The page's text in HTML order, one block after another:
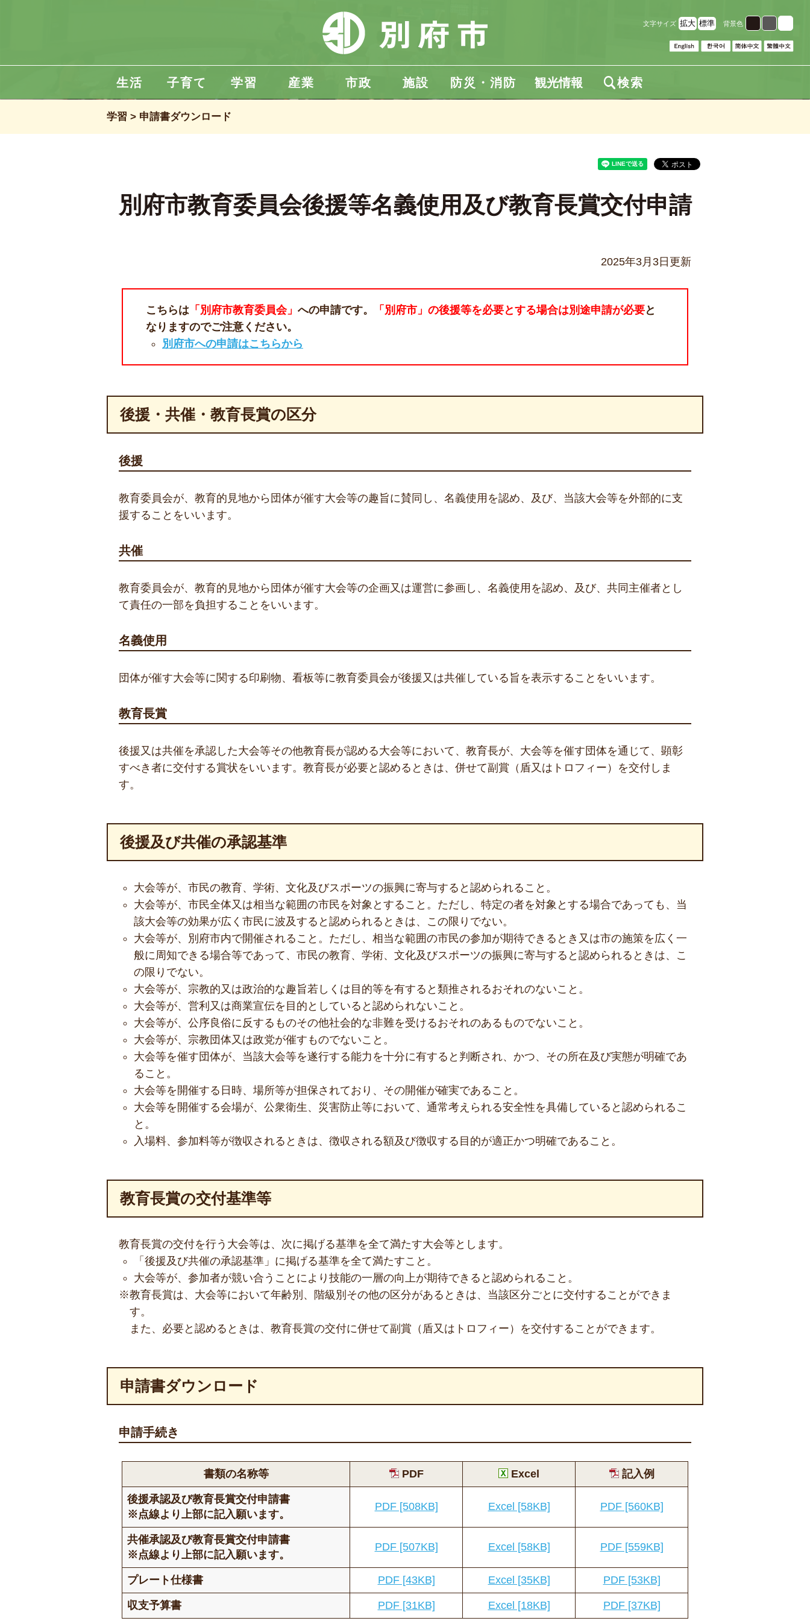
文字サイズ 拡大 標準 背景色
生活 子育て 学習 産業 市政 施設 防災・消防 観光情報 検索
学習 申請書ダウンロード
別府市教育委員会後援等名義使用及び教育長賞交付申請
2025年3月3日更新
こちらは「別府市教育委員会」 への申請です。 「別府市」の後援等を必要とする場合は別途申請が必要と
なりますのでご注意ください。
別府市への申請はこちらから
後援・共催・教育長賞の区分
後援
教育委員会が、教育的見地から団体が催す大会等の趣旨に賛同し、名義使用を認め、及び、当該大会等を外部的に支
援することをいいます。
共催
教育委員会が、教育的見地から団体が催す大会等の企画又は運営に参画し、名義使用を認め、及び、共同主催者とし
て責任の一部を負担することをいいます。
名義使用
団体が催す大会等に関する印刷物、看板等に教育委員会が後援又は共催している旨を表示することをいいます。
教育長賞
後援又は共催を承認した大会等その他教育長が認める大会等において、教育長が、大会等を催す団体を通じて、顕彰
すべき者に交付する賞状をいいます。教育長が必要と認めるときは、併せて副賞（盾又はトロフィー）を交付しま
す。
後援及び共催の承認基準
大会等が、市民の教育、学術、文化及びスポーツの振興に寄与すると認められること。
大会等が、市民全体又は相当な範囲の市民を対象とすること。ただし、特定の者を対象とする場合であっても、当
該大会等の効果が広く市民に波及すると認められるときは、この限りでない。
大会等が、別府市内で開催されること。ただし、相当な範囲の市民の参加が期待できるとき又は市の施策を広く一
般に周知できる場合等であって、市民の教育、学術、文化及びスポーツの振興に寄与すると認められるときは、こ
の限りでない。
大会等が、宗教的又は政治的な趣旨若しくは目的等を有すると類推されるおそれのないこと。
大会等が、営利又は商業宣伝を目的としていると認められないこと。
大会等が、公序良俗に反するものその他社会的な非難を受けるおそれのあるものでないこと。
大会等が、宗教団体又は政党が催すものでないこと。
大会等を催す団体が、当該大会等を遂行する能力を十分に有すると判断され、かつ、その所在及び実態が明確であ
ること。
大会等を開催する日時、場所等が担保されており、その開催が確実であること。
大会等を開催する会場が、公衆衛生、災害防止等において、通常考えられる安全性を具備していると認められるこ
と。
入場料、参加料等が徴収されるときは、徴収される額及び徴収する目的が適正かつ明確であること。
教育長賞の交付基準等
教育長賞の交付を行う大会等は、次に掲げる基準を全て満たす大会等とします。
「後援及び共催の承認基準」に掲げる基準を全て満たすこと。
大会等が、参加者が競い合うことにより技能の一層の向上が期待できると認められること。
※教育長賞は、大会等において年齢別、階級別その他の区分があるときは、当該区分ごとに交付することができま
す。
また、必要と認めるときは、教育長賞の交付に併せて副賞（盾又はトロフィー）を交付することができます。
申請書ダウンロード
申請手続き
書類の名称等 PDF Excel 記入例
後援承認及び教育長賞交付申請書
※点線より上部に記入願います。
PDF [508KB] Excel [58KB] PDF [560KB]
共催承認及び教育長賞交付申請書
※点線より上部に記入願います。
PDF [507KB] Excel [58KB] PDF [559KB]
プレート仕様書 PDF [43KB] Excel [35KB] PDF [53KB]
収支予算書 PDF [31KB] Excel [18KB] PDF [37KB]